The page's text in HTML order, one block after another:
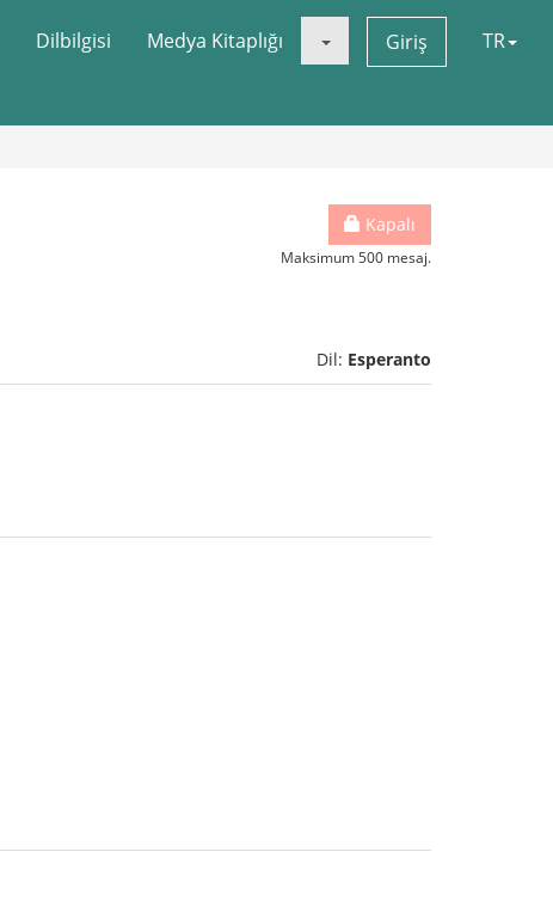
Dilbilgisi Medya Kitaplığı Giriş TR
Kapalı
Maksimum 500 mesaj.
Dil: Esperanto